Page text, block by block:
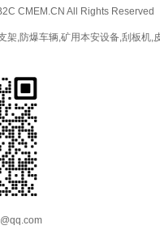
CMEM.CN All Rights Reserved
架,防爆车辆,矿用本安设备,刮板机,